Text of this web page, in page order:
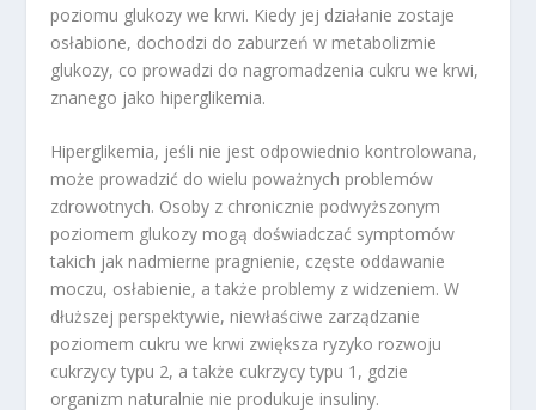
poziomu glukozy we krwi. Kiedy jej działanie zostaje
osłabione, dochodzi do zaburzeń w metabolizmie
glukozy, co prowadzi do nagromadzenia cukru we krwi,
znanego jako hiperglikemia.
Hiperglikemia, jeśli nie jest odpowiednio kontrolowana,
może prowadzić do wielu poważnych problemów
zdrowotnych. Osoby z chronicznie podwyższonym
poziomem glukozy mogą doświadczać symptomów
takich jak nadmierne pragnienie, częste oddawanie
moczu, osłabienie, a także problemy z widzeniem. W
dłuższej perspektywie, niewłaściwe zarządzanie
poziomem cukru we krwi zwiększa ryzyko rozwoju
cukrzycy typu 2, a także cukrzycy typu 1, gdzie
organizm naturalnie nie produkuje insuliny.